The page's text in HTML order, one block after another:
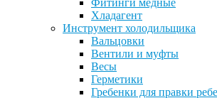
Фитинги медные
Хладагент
Инструмент холодильщика
Вальцовки
Вентили и муфты
Весы
Герметики
Гребенки для правки